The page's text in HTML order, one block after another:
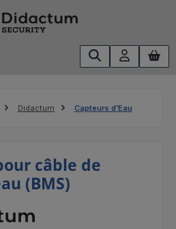
Didactum Capteurs d’Eau
câble de
(BMS)